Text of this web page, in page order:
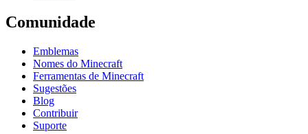
Comunidade
Emblemas
Nomes do Minecraft
Ferramentas de Minecraft
Sugestões
Blog
Contribuir
Suporte